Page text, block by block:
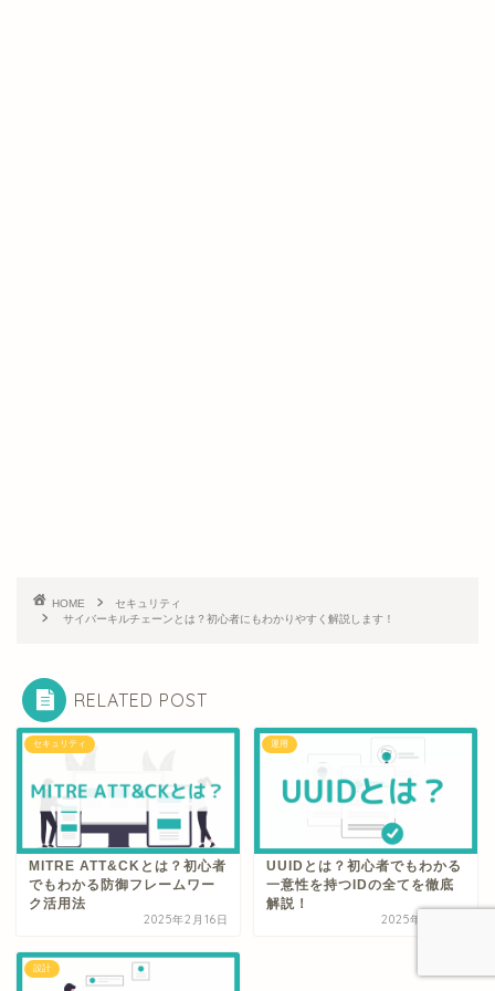
HOME
セキュリティ
サイバーキルチェーンとは？初心者にもわかりやすく解説します！
RELATED POST
セキュリティ
MITRE ATT&CKとは？初心者
でもわかる防御フレームワー
ク活用法
2025年2月16日
運用
UUIDとは？初心者でもわかる
一意性を持つIDの全てを徹底
解説！
2025年2月16日
設計